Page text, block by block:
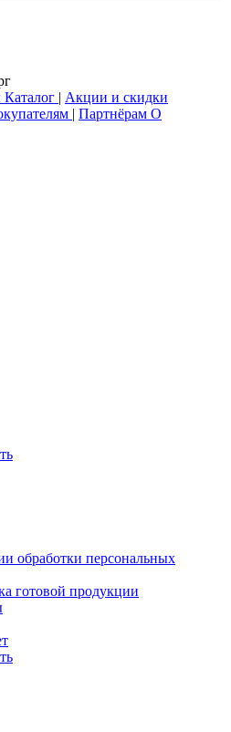
Каталог | Акции и скидки
| Партнёрам О
обработки персональных
готовой продукции